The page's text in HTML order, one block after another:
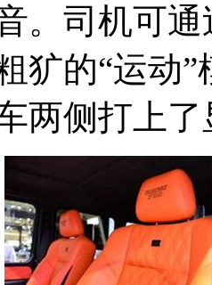
。司机可
犷的“运动
两侧打上